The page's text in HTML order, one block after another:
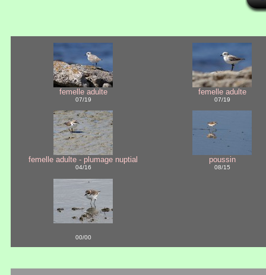
femelle adulte
07/19
femelle adulte
07/19
femelle adulte - plumage nuptial
04/16
poussin
08/15
00/00